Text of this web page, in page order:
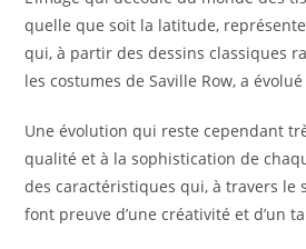
quelle que soit la latitude, représente
qui, à partir des dessins classiques
les costumes de Saville Row, a
Une évolution qui reste cependant
qualité et à la sophistication de
des caractéristiques qui, à travers le
font preuve d’une créativité et d’un